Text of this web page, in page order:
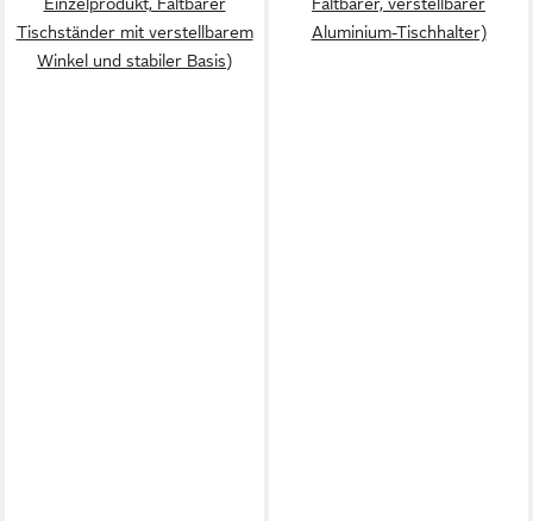
Tischständer mit verstellbarem
Winkel und stabiler Basis)
Aluminium-Tischhalter)